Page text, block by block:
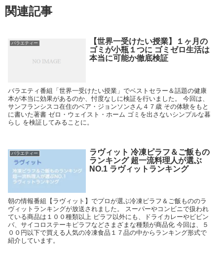
関連記事
バラエティー
【世界一受けたい授業】１ヶ月の
ゴミが小瓶１つに ゴミゼロ生活は
本当に可能か徹底検証
バラエティ番組「世界一受けたい授業」でベストセラー＆話題の健康
本が本当に効果があるのか、忖度なしに検証を行いました。 今回は、
サンフランシスコ在住のベア・ジョンソンさん４７歳 その体験をもと
に書いた著書 ゼロ・ウェイスト・ホーム ゴミを出さないシンプルな暮
らし を検証してみることに。
バラエティー
ラヴィット 冷凍ピラフ＆ご飯もの
ランキング 超一流料理人が選ぶ
NO.1 ラヴィットランキング
朝の情報番組【ラヴィット】でプロが選ぶ冷凍ピラフ＆ご飯もののラ
ヴィットランキングが放送されました。 スーパーやコンビニで扱われ
ている商品は１００種類以上 ピラフ以外にも、ドライカレーやビビン
バ、サイコロステーキピラフなどさまざまな種類が商品化 今回は、５
００円以下で買える人気の冷凍食品１７品の中からランキング形式で
紹介しています。